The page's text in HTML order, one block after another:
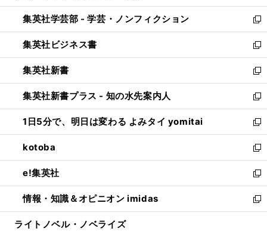
開
く
ウ
で
開
く
ン
ド
ウ
で
開
く
ウ
ィ
ン
ド
ウ
で
開
く
集英社学芸部 - 学芸・ノンフィクション
新
し
い
ウ
ィ
ン
ド
ウ
で
開
く
集英社ビジネス書
新
し
い
ウ
ィ
ン
ド
ウ
で
開
く
集英社新書
新
し
い
ウ
ィ
ン
ド
ウ
で
開
く
集英社新書プラス - 知の水先案内人
新
し
い
ウ
ィ
ン
ド
ウ
で
開
1日5分で、明日は変わる よみタイ yomitai
新
し
い
ウ
ィ
ン
ド
ウ
kotoba
新
し
い
ウ
ィ
ン
e!集英社
新
し
い
ウ
情報・知識＆オピニオン imidas
新
し
ライトノベル・ノベライズ